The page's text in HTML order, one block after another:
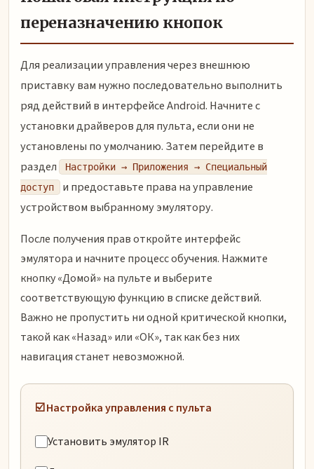
переназначению кнопок
Для реализации управления через внешнюю
приставку вам нужно последовательно выполнить
ряд действий в интерфейсе Android. Начните с
установки драйверов для пульта, если они не
установлены по умолчанию. Затем перейдите в
раздел
Настройки → Приложения → Специальный
доступ
и предоставьте права на управление
устройством выбранному эмулятору.
После получения прав откройте интерфейс
эмулятора и начните процесс обучения. Нажмите
кнопку «Домой» на пульте и выберите
соответствующую функцию в списке действий.
Важно не пропустить ни одной критической кнопки,
такой как «Назад» или «ОК», так как без них
навигация станет невозможной.
☑️ Настройка управления с пульта
Установить эмулятор IR